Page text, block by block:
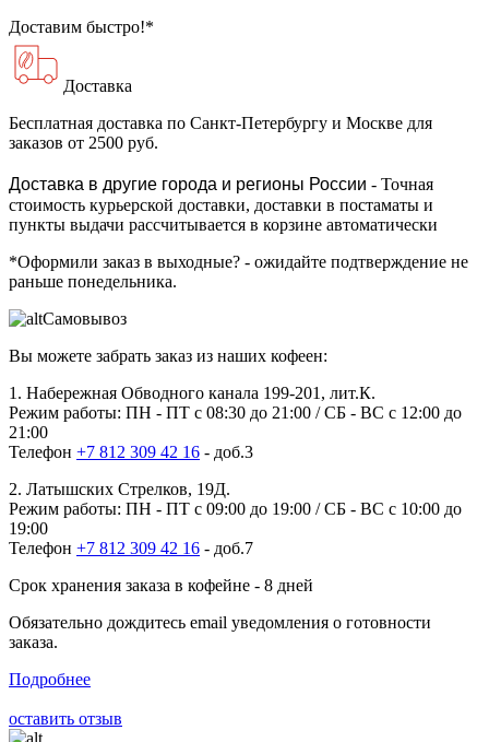
Доставим быстро!*
Доставка
Бесплатная доставка по Санкт-Петербургу и Москве для
заказов от 2500 руб.
Доставка в другие города и регионы России - Точная
стоимость курьерской доставки, доставки в постаматы и
пункты выдачи рассчитывается в корзине автоматически
*Оформили заказ в выходные? - ожидайте подтверждение не
раньше понедельника.
Самовывоз
Вы можете забрать заказ из наших кофеен:
1. Набережная Обводного канала 199-201, лит.К.
Режим работы: ПН - ПТ с 08:30 до 21:00 / СБ - ВС с 12:00 до
21:00
Телефон +7 812 309 42 16 - доб.3
2. Латышских Стрелков, 19Д.
Режим работы: ПН - ПТ с 09:00 до 19:00 / СБ - ВС с 10:00 до
19:00
Телефон +7 812 309 42 16 - доб.7
Срок хранения заказа в кофейне - 8 дней
Обязательно дождитесь email уведомления о готовности
заказа.
Подробнее
оставить отзыв